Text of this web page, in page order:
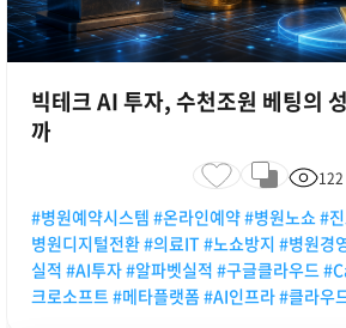
빅테크 AI 투자, 수천조원 베팅의
까
122
#병원예약시스템 #온라인예약 #병원노쇼 #
병원디지털전환 #의료IT #노쇼방지 #병원경
실적 #AI투자 #알파벳실적 #구글클라우드
크로소프트 #메타플랫폼 #AI인프라 #클라우